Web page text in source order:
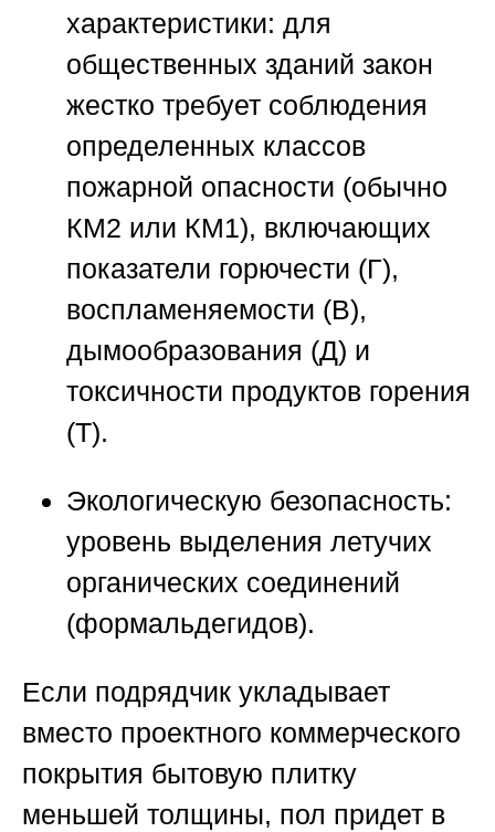
характеристики: для
общественных зданий закон
жестко требует соблюдения
определенных классов
пожарной опасности (обычно
КМ2 или КМ1), включающих
показатели горючести (Г),
воспламеняемости (В),
дымообразования (Д) и
токсичности продуктов горения
(Т).
Экологическую безопасность:
уровень выделения летучих
органических соединений
(формальдегидов).
Если подрядчик укладывает
вместо проектного коммерческого
покрытия бытовую плитку
меньшей толщины, пол придет в